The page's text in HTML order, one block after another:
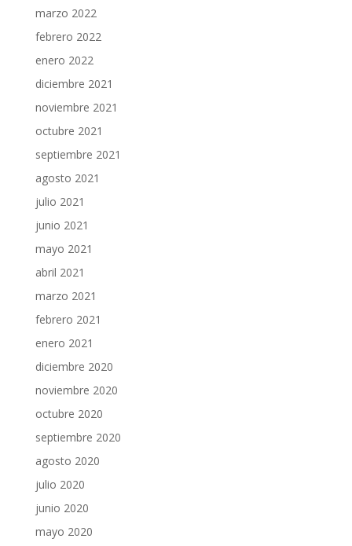
marzo 2022
febrero 2022
enero 2022
diciembre 2021
noviembre 2021
octubre 2021
septiembre 2021
agosto 2021
julio 2021
junio 2021
mayo 2021
abril 2021
marzo 2021
febrero 2021
enero 2021
diciembre 2020
noviembre 2020
octubre 2020
septiembre 2020
agosto 2020
julio 2020
junio 2020
mayo 2020